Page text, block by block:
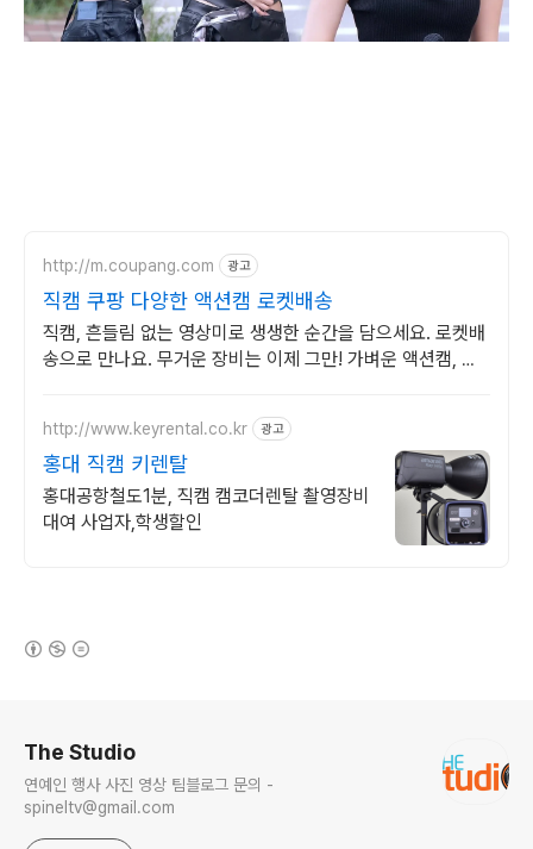
http://m.coupang.com 광고
직캠 쿠팡 다양한 액션캠 로켓배송
직캠, 흔들림 없는 영상미로 생생한 순간을 담으세요. 로켓배
송으로 만나요. 무거운 장비는 이제 그만! 가벼운 액션캠, 자
http://www.keyrental.co.kr 광고
홍대 직캠 키렌탈
홍대공항철도1분, 직캠 캠코더렌탈 촬영장비
대여 사업자,학생할인
The Studio
연예인 행사 사진 영상 팀블로그 문의 -
spineltv@gmail.com